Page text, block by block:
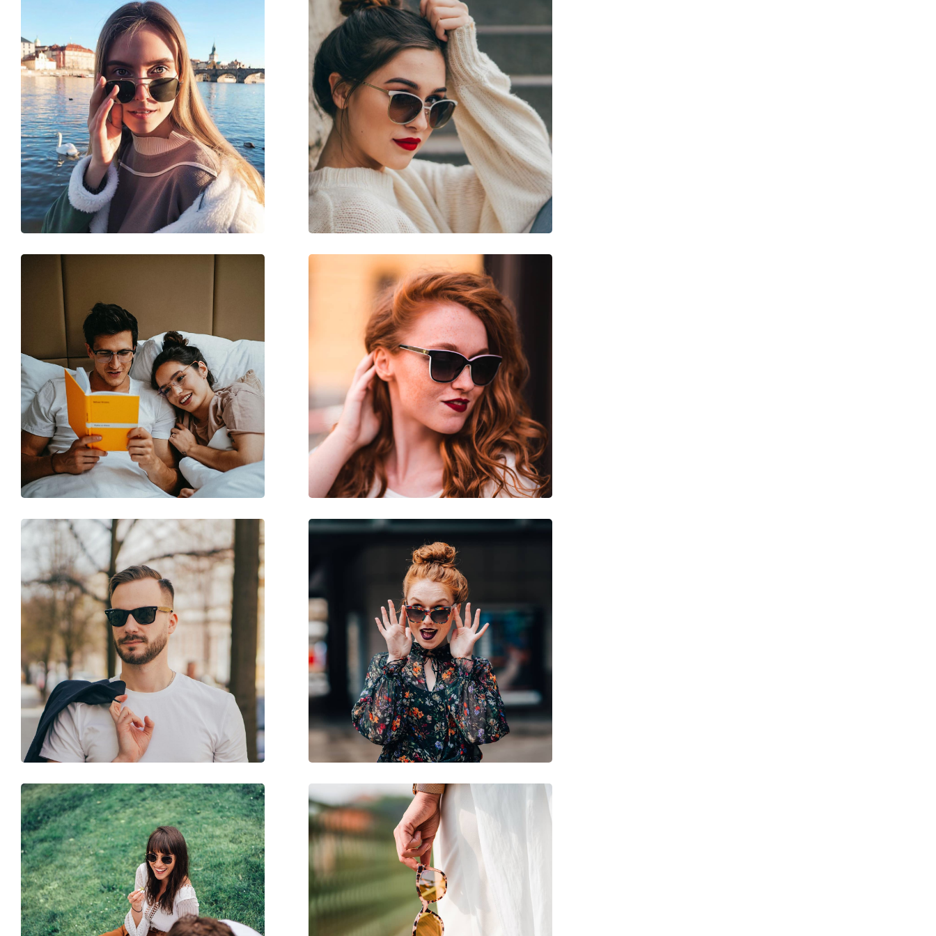
Culoarea ramei:
Materialul ramei :
Plastic
Mărime:
L
Lățimea ramei:
143 mm
Lungimea brațelor:
145 mm
Lățimea punții nazale:
17 mm
Greutate:
220 g
Pernițe reglabile pentru nas:
Nu
Balama flexibilă:
Nu
Accesorii
Suport:
Da
Lavetă pentru curățat:
Da
Femei
Categorie:
Ochelari de soare
Brand:
Balenciaga
Utilizare:
Modă
Cod:
BB0261SA 003 57